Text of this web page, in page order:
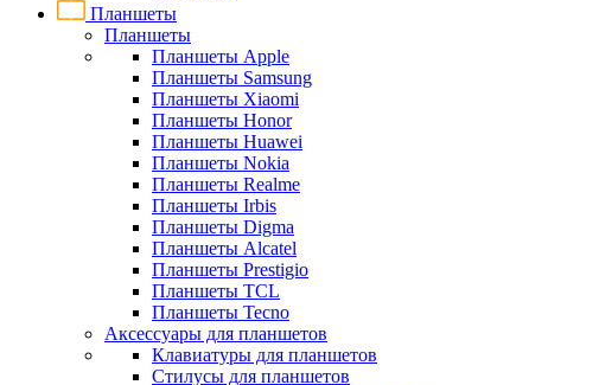
Планшеты
Планшеты
Планшеты Apple
Планшеты Samsung
Планшеты Xiaomi
Планшеты Honor
Планшеты Huawei
Планшеты Nokia
Планшеты Realme
Планшеты Irbis
Планшеты Digma
Планшеты Alcatel
Планшеты Prestigio
Планшеты TCL
Планшеты Tecno
Аксессуары для планшетов
Клавиатуры для планшетов
Стилусы для планшетов